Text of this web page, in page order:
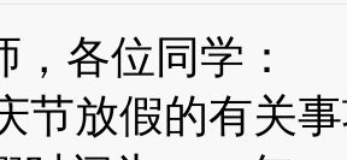
，各位同学：
节放假的有关